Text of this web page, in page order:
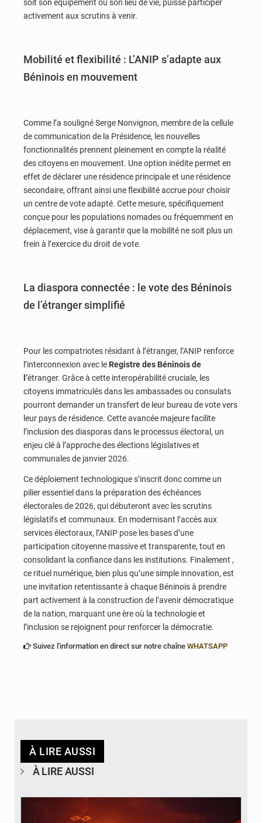
soit son équipement ou son lieu de vie, puisse participer
activement aux scrutins à venir.
Mobilité et flexibilité : L’ANIP s’adapte aux
Béninois en mouvement
Comme l’a souligné Serge Nonvignon, membre de la cellule
de communication de la Présidence, les nouvelles
fonctionnalités prennent pleinement en compte la réalité
des citoyens en mouvement. Une option inédite permet en
effet de déclarer une résidence principale et une résidence
secondaire, offrant ainsi une flexibilité accrue pour choisir
un centre de vote adapté. Cette mesure, spécifiquement
conçue pour les populations nomades ou fréquemment en
déplacement, vise à garantir que la mobilité ne soit plus un
frein à l’exercice du droit de vote.
La diaspora connectée : le vote des Béninois
de l’étranger simplifié
Pour les compatriotes résidant à l’étranger, l’ANIP renforce
l’interconnexion avec le Registre des Béninois de
l’étranger. Grâce à cette interopérabilité cruciale, les
citoyens immatriculés dans les ambassades ou consulats
pourront demander un transfert de leur bureau de vote vers
leur pays de résidence. Cette avancée majeure facilite
l’inclusion des diasporas dans le processus électoral, un
enjeu clé à l’approche des élections législatives et
communales de janvier 2026.
Ce déploiement technologique s’inscrit donc comme un
pilier essentiel dans la préparation des échéances
électorales de 2026, qui débuteront avec les scrutins
législatifs et communaux. En modernisant l’accès aux
services électoraux, l’ANIP pose les bases d’une
participation citoyenne massive et transparente, tout en
consolidant la confiance dans les institutions. Finalement ,
ce rituel numérique, bien plus qu’une simple innovation, est
une invitation retentissante à chaque Béninois à prendre
part activement à la construction de l’avenir démocratique
de la nation, marquant une ère où la technologie et
l’inclusion se rejoignent pour renforcer la démocratie.
Suivez l'information en direct sur notre chaîne WHATSAPP
À LIRE AUSSI
À LIRE AUSSI